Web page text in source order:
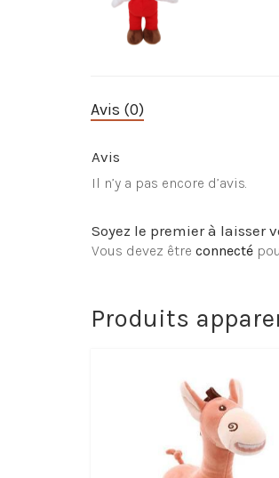
Avis (0)
Avis
Il n’y a pas encore d’avis.
Soyez le premier à laisser
Vous devez être connecté
Produits